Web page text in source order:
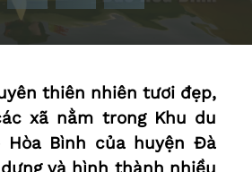
thiên nhiên tươi đẹp,
xã nằm trong Khu du
Hòa Bình của huyện Đà